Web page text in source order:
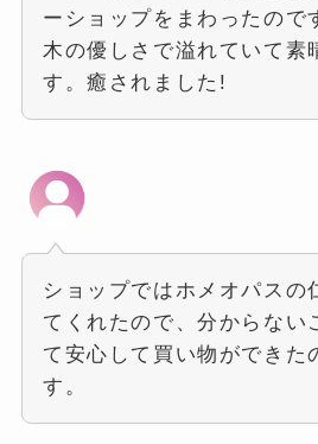
ーショップをまわったので
木の優しさで溢れていて素
す。癒されました!
ショップではホメオパスの
てくれたので、分からない
て安心して買い物ができた
す。